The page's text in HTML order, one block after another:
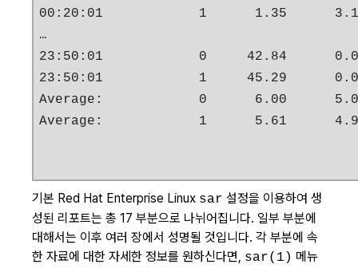
00:20:01            1      1.35
…
23:50:01            0     42.84
23:50:01            1     45.29
Average:            0      6.00
Average:            1      5.61
기본 Red Hat Enterprise Linux sar 설정을 이용하여 생
성된 리포트는 총 17 부분으로 나뉘어집니다. 일부 부분에
대해서는 이후 여러 장에서 성명될 것입니다. 각 부분에 속
한 자료에 대한 자세한 정보를 원하신다면,
sar(1) 메뉴